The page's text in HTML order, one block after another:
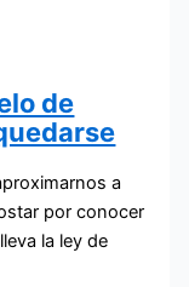
de
a
por conocer
la ley de